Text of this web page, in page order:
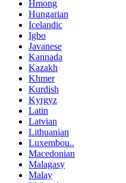
Hmong
Hungarian
Icelandic
Igbo
Javanese
Kannada
Kazakh
Khmer
Kurdish
Kyrgyz
Latin
Latvian
Lithuanian
Luxembou..
Macedonian
Malagasy
Malay